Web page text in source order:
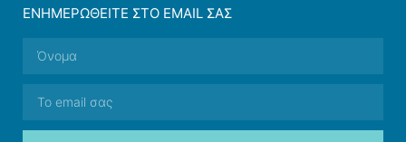
ΕΝΗΜΕΡΩΘΕΊΤΕ ΣΤΟ EMAIL ΣΑΣ